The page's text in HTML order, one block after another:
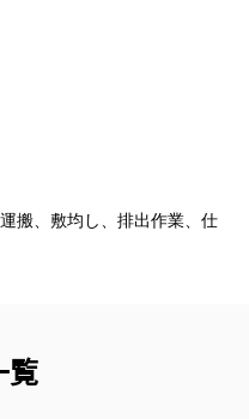
搬、敷均し、排出作業、仕
覧